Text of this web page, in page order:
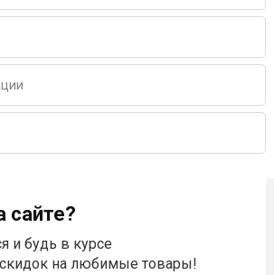
сайте?
и будь в курсе
на любимые товары!